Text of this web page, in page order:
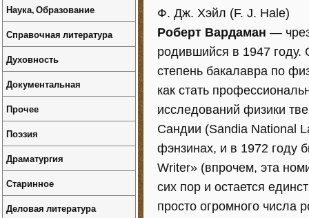
Ф. Дж. Хэйл (F. J. Hale)
Роберт Вардаман —
родившийся в 1947 году.
степень бакалавра по
как стать
исследований физики
Сандии (Sandia National
фэнзинах, и в 1972 году
Writer» (впрочем, эта
сих пор и остается
просто огромного числа
Наука, Образование
Справочная литература
Духовность
Документальная
Прочее
Поэзия
Драматургия
Старинное
Деловая литература